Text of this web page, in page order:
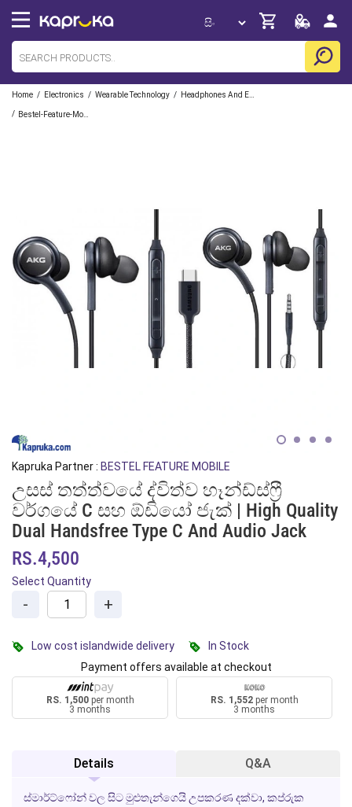
Home / Electronics / Wearable Technology /
/
Kapruka Partner : BESTEL FEATURE MOBILE
උසස් තත්ත්වයේ ද්විත්ව හෑන්ඩ්ස්ෆ්‍රී
වර්ගයේ C සහ ඕඩියෝ ජැක් | High Quality
Dual Handsfree Type C And Audio Jack
RS.4,500
Select Quantity
- +
Low cost islandwide delivery
In Stock
Payment offers available at checkout
RS. 1,500per month
3 months
RS. 1,552per month
3 months
Details Q&A
ස්මාර්ට්ෆෝන් වල සිට මුළුතැන්ගෙයි උපකරණ දක්වා, කප්රුක